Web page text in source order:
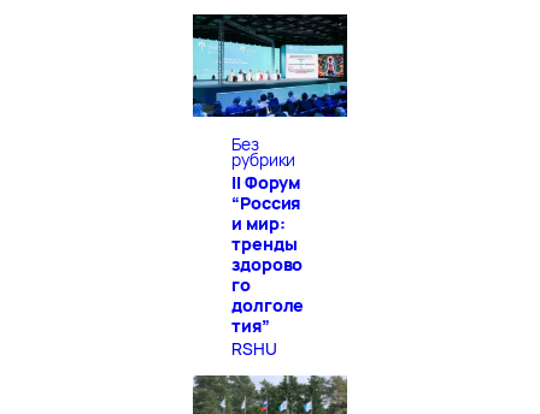
Без
рубрики
II Форум
“Россия
и мир:
тренды
здорово
го
долголе
тия”
RSHU